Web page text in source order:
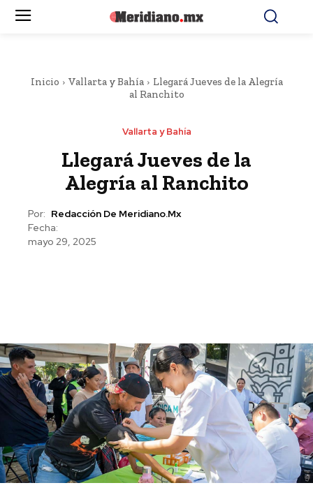
Inicio Vallarta y Bahía
Llegará Jueves de la Alegría
al Ranchito
Vallarta y Bahía
Llegará Jueves de la
Alegría al Ranchito
Por: Redacción De Meridiano.mx
Fecha:
mayo 29, 2025